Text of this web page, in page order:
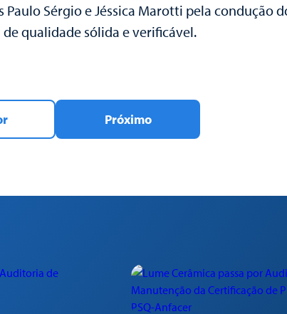
Sérgio e Jéssica Marotti pela condução
qualidade sólida e verificável.
Próximo